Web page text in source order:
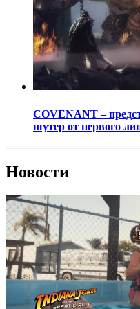
COVENANT –
шутер от первого
Новости